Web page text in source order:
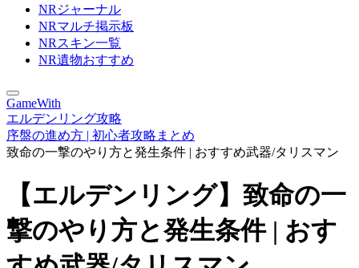
NRジャーナル
NRマルチ掲示板
NRスキン一覧
NR遺物おすすめ
GameWith
エルデンリング攻略
序盤の進め方 | 初心者攻略まとめ
致命の一撃のやり方と発生条件 | おすすめ武器/タリスマン
【エルデンリング】致命の一
撃のやり方と発生条件 | おす